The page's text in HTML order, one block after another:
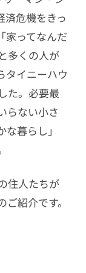
済危機をきっ
家ってなんだ
多くの人が
タイニーハウ
た。必要最
らない小さ
暮らし」
住人たちが
紹介です。